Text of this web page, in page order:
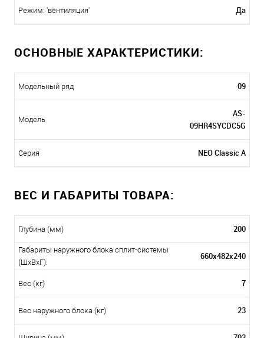
Режим: 'вентиляция' Да
ОСНОВНЫЕ ХАРАКТЕРИСТИКИ:
Модельный ряд 09
Модель
AS-
09HR4SYCDC5G
Серия NEO Classic A
ВЕС И ГАБАРИТЫ ТОВАРА:
Глубина (мм) 200
Габариты наружного блока сплит-системы
(ШxВxГ):
660х482х240
Вес (кг) 7
Вес наружного блока (кг) 23